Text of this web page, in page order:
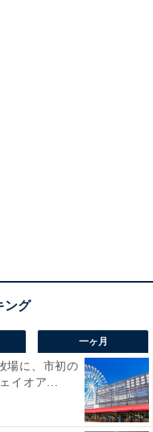
一ヶ月
場に、市初の
イオア...